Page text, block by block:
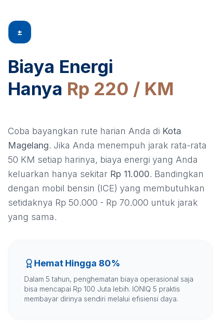
±
Biaya Energi
Hanya Rp 220 / KM
Coba bayangkan rute harian Anda di Kota
Magelang. Jika Anda menempuh jarak rata-rata
50 KM setiap harinya, biaya energi yang Anda
keluarkan hanya sekitar Rp 11.000. Bandingkan
dengan mobil bensin (ICE) yang membutuhkan
setidaknya Rp 50.000 - Rp 70.000 untuk jarak
yang sama.
Hemat Hingga 80%
Dalam 5 tahun, penghematan biaya operasional saja
bisa mencapai Rp 100 Juta lebih. IONIQ 5 praktis
membayar dirinya sendiri melalui efisiensi daya.